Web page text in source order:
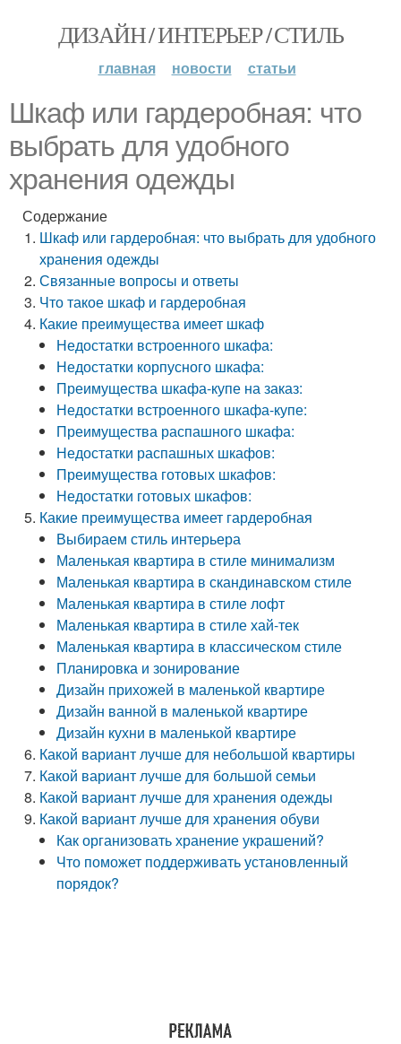
ДИЗАЙН / ИНТЕРЬЕР / СТИЛЬ
главная новости статьи
Шкаф или гардеробная: что
выбрать для удобного
хранения одежды
Содержание
Шкаф или гардеробная: что выбрать для удобного
хранения одежды
Связанные вопросы и ответы
Что такое шкаф и гардеробная
Какие преимущества имеет шкаф
Недостатки встроенного шкафа:
Недостатки корпусного шкафа:
Преимущества шкафа-купе на заказ:
Недостатки встроенного шкафа-купе:
Преимущества распашного шкафа:
Недостатки распашных шкафов:
Преимущества готовых шкафов:
Недостатки готовых шкафов:
Какие преимущества имеет гардеробная
Выбираем стиль интерьера
Маленькая квартира в стиле минимализм
Маленькая квартира в скандинавском стиле
Маленькая квартира в стиле лофт
Маленькая квартира в стиле хай-тек
Маленькая квартира в классическом стиле
Планировка и зонирование
Дизайн прихожей в маленькой квартире
Дизайн ванной в маленькой квартире
Дизайн кухни в маленькой квартире
Какой вариант лучше для небольшой квартиры
Какой вариант лучше для большой семьи
Какой вариант лучше для хранения одежды
Какой вариант лучше для хранения обуви
Как организовать хранение украшений?
Что поможет поддерживать установленный
порядок?